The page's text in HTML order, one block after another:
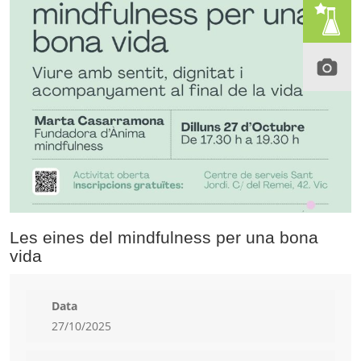
Les eines del mindfulness per una bona
vida
Data
27/10/2025